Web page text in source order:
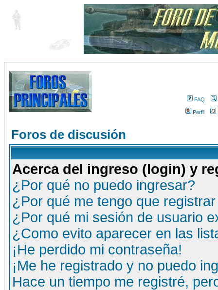
FAQ
Perfil
Foros de discusión
Acerca del ingreso (login) y
¿Por qué no puedo ingresar?
¿Por qué me tengo que
¿Por qué mi sesión de usuario
¿Como evito aparecer en las
¡He perdido mi contraseña!
¡Me he registrado y no puedo
Hace un tiempo me registré,